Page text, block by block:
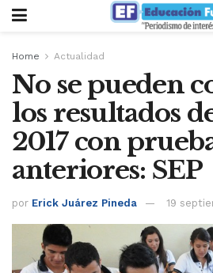
Home Actualidad
No se pueden
los resultados
2017 con
anteriores: SEP
por Erick Juárez Pineda 19